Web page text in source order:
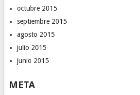
octubre 2015
septiembre 2015
agosto 2015
julio 2015
junio 2015
META